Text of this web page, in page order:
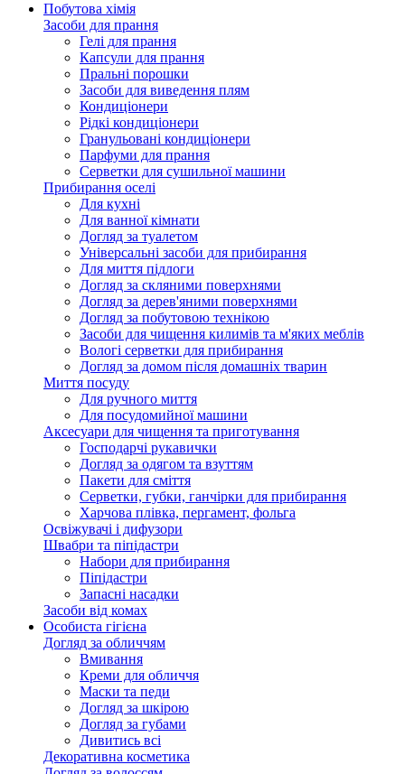
Побутова хімія
Засоби для прання
Гелі для прання
Капсули для прання
Пральні порошки
Засоби для виведення плям
Кондиціонери
Рідкі кондиціонери
Гранульовані кондиціонери
Парфуми для прання
Серветки для сушильної машини
Прибирання оселі
Для кухні
Для ванної кімнати
Догляд за туалетом
Універсальні засоби для прибирання
Для миття підлоги
Догляд за скляними поверхнями
Догляд за дерев'яними поверхнями
Догляд за побутовою технікою
Засоби для чищення килимів та м'яких меблів
Вологі серветки для прибирання
Догляд за домом після домашніх тварин
Миття посуду
Для ручного миття
Для посудомийної машини
Аксесуари для чищення та приготування
Господарчі рукавички
Догляд за одягом та взуттям
Пакети для сміття
Серветки, губки, ганчірки для прибирання
Харчова плівка, пергамент, фольга
Освіжувачі і дифузори
Швабри та піпідастри
Набори для прибирання
Піпідастри
Запасні насадки
Засоби від комах
Особиста гігієна
Догляд за обличчям
Вмивання
Креми для обличчя
Маски та педи
Догляд за шкірою
Догляд за губами
Дивитись всі
Декоративна косметика